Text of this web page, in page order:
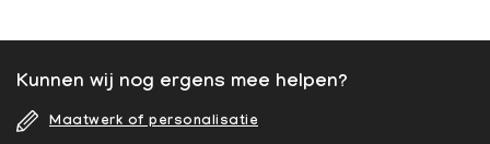
Kunnen wij nog ergens mee helpen?
Maatwerk of personalisatie